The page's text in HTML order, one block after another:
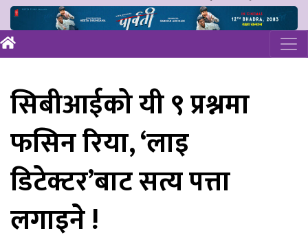
सिबीआईको यी ९ प्रश्नमा
फसिन रिया, ‘लाइ
डिटेक्टर’बाट सत्य पत्ता
लगाइने !